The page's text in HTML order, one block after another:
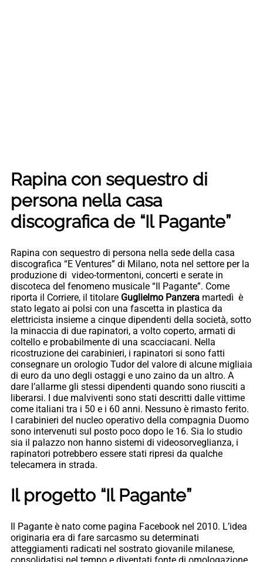
Rapina con sequestro di
persona nella casa
discografica de “Il Pagante”
Rapina con sequestro di persona nella sede della casa
discografica “E Ventures” di Milano, nota nel settore per la
produzione di video-tormentoni, concerti e serate in
discoteca del fenomeno musicale “Il Pagante”. Come
riporta il Corriere, il titolare Guglielmo Panzera martedì è
stato legato ai polsi con una fascetta in plastica da
elettricista insieme a cinque dipendenti della società, sotto
la minaccia di due rapinatori, a volto coperto, armati di
coltello e probabilmente di una scacciacani. Nella
ricostruzione dei carabinieri, i rapinatori si sono fatti
consegnare un orologio Tudor del valore di alcune migliaia
di euro da uno degli ostaggi e uno zaino da un altro. A
dare l’allarme gli stessi dipendenti quando sono riusciti a
liberarsi. I due malviventi sono stati descritti dalle vittime
come italiani tra i 50 e i 60 anni. Nessuno è rimasto ferito.
I carabinieri del nucleo operativo della compagnia Duomo
sono intervenuti sul posto poco dopo le 16. Sia lo studio
sia il palazzo non hanno sistemi di videosorveglianza, i
rapinatori potrebbero essere stati ripresi da qualche
telecamera in strada.
Il progetto “Il Pagante”
Il Pagante è nato come pagina Facebook nel 2010. L’idea
originaria era di fare sarcasmo su determinati
atteggiamenti radicati nel sostrato giovanile milanese,
consolidatisi nel tempo e diventati fonte di omologazione